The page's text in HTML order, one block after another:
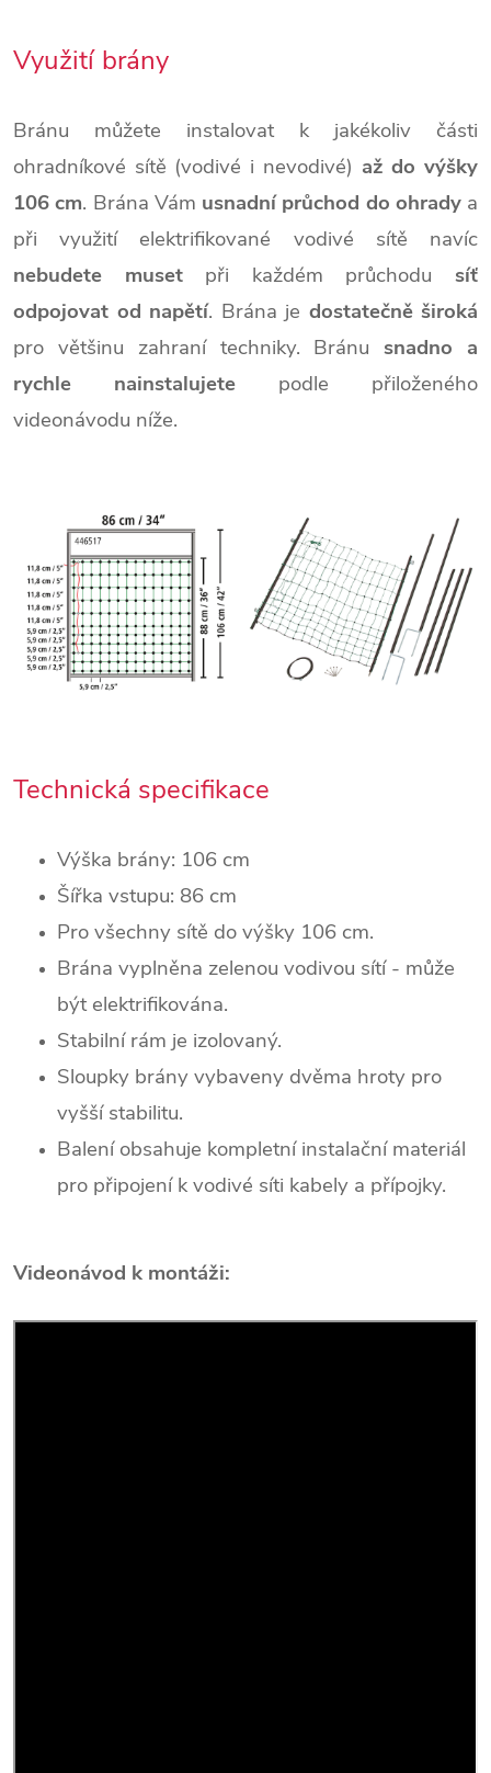
Využití brány
Bránu můžete instalovat k jakékoliv části
ohradníkové sítě (vodivé i nevodivé) až do výšky
106 cm. Brána Vám usnadní průchod do ohradya
při využití elektrifikované vodivé sítě navíc
nebudete musetpři každém průchodusíť
odpojovat od napětí. Brána je dostatečně široká
pro většinu zahraní techniky. Bránusnadno a
rychle nainstalujete podle přiloženého
videonávodu níže.
Technická specifikace
Výška brány: 106 cm
Šířka vstupu: 86 cm
Pro všechny sítě do výšky 106 cm.
Brána vyplněna zelenou vodivou sítí - může
být elektrifikována.
Stabilní rám je izolovaný.
Sloupky brány vybaveny dvěma hroty pro
vyšší stabilitu.
Balení obsahuje kompletní instalační materiál
pro připojení k vodivé síti kabely a přípojky.
Videonávod k montáži: